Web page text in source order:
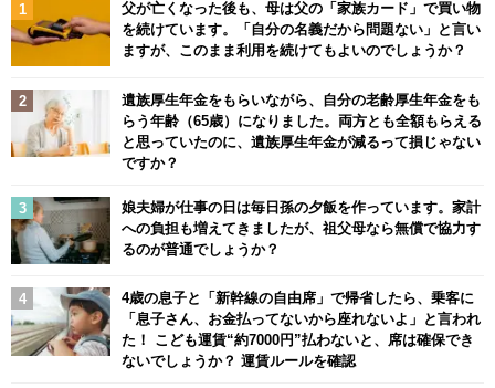
父が亡くなった後も、母は父の「家族カード」で買い物
を続けています。「自分の名義だから問題ない」と言い
ますが、このまま利用を続けてもよいのでしょうか？
遺族厚生年金をもらいながら、自分の老齢厚生年金をも
らう年齢（65歳）になりました。両方とも全額もらえる
と思っていたのに、遺族厚生年金が減るって損じゃない
ですか？
娘夫婦が仕事の日は毎日孫の夕飯を作っています。家計
への負担も増えてきましたが、祖父母なら無償で協力す
るのが普通でしょうか？
4歳の息子と「新幹線の自由席」で帰省したら、乗客に
「息子さん、お金払ってないから座れないよ」と言われ
た！ こども運賃“約7000円”払わないと、席は確保でき
ないでしょうか？ 運賃ルールを確認